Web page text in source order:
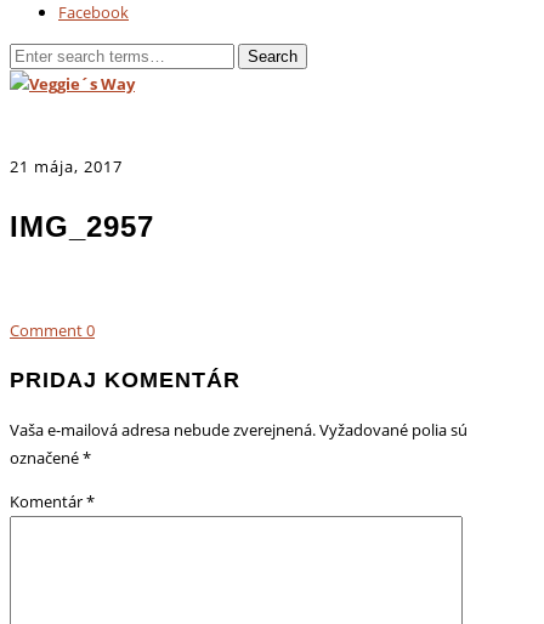
Facebook
21 mája, 2017
IMG_2957
Comment0
PRIDAJ KOMENTÁR
Vaša e-mailová adresa nebude zverejnená.Vyžadované polia sú
označené*
Komentár*